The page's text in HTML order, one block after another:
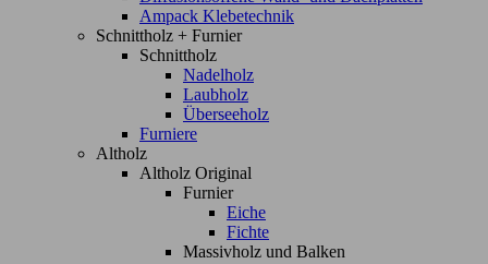
Ampack Klebetechnik
Schnittholz + Furnier
Schnittholz
Nadelholz
Laubholz
Überseeholz
Furniere
Altholz
Altholz Original
Furnier
Eiche
Fichte
Massivholz und Balken